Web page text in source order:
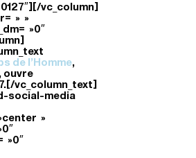
vc_column]
» »
»0″
de l’Homme,
ouvre
vc_column_text]
social-media
»
»0″